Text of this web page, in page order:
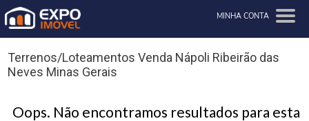
MINHA CONTA
Terrenos/Loteamentos Venda Nápoli Ribeirão das
Neves Minas Gerais
Oops. Não encontramos resultados para esta